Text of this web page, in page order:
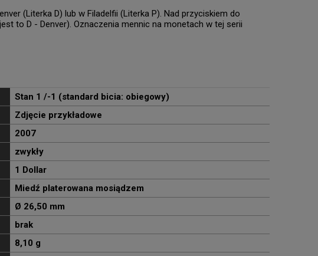
(Literka D) lub w Filadelfii (Literka P). Nad przyciskiem do
to D - Denver). Oznaczenia mennic na monetach w tej serii
Stan 1 /-1 (standard bicia: obiegowy)
Zdjęcie przykładowe
2007
zwykły
1 Dollar
Miedź platerowana mosiądzem
Ø 26,50 mm
brak
8,10 g